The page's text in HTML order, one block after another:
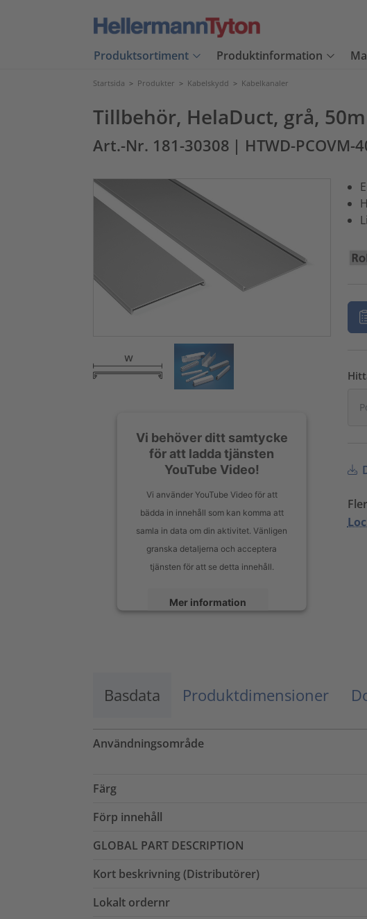
Produktsortiment Produktinformation
Startsida > Produkter > Kabelskydd > Kabelkanaler
Tillbehör, HelaDuct, grå, 50m
Art.-Nr. 181-30308 | HTWD-PCOVM-
Vi behöver ditt samtycke
för att ladda tjänsten
YouTube Video!
Vi använder YouTube Video för att
bädda in innehåll som kan komma att
samla in data om din aktivitet. Vänligen
granska detaljerna och acceptera
tjänsten för att se detta innehåll.
Mer information
Basdata Produktdimensioner
Användningsområde
Färg
Förp innehåll
GLOBAL PART DESCRIPTION
Kort beskrivning (Distributörer)
Lokalt ordernr